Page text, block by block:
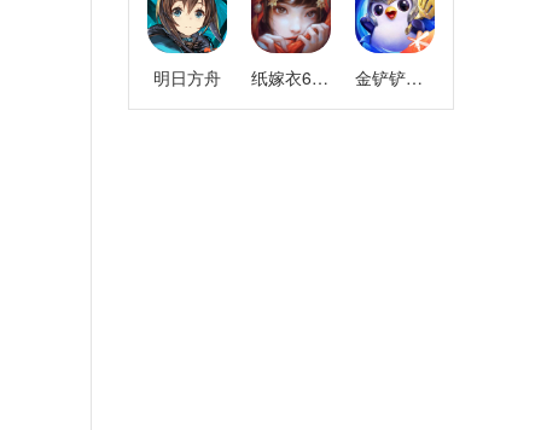
明日方舟 纸嫁衣6千秋魇 金铲铲之战